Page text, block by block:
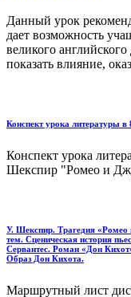
Данный урок
дает возможность
великого
показать влияние,
Конспект урока литературы
Конспект урока
Шекспир "Ромео и
У. Шекспир. Трагедия
тем. Сценическая история
Сервантес. Роман «Дон
Образ Дон Кихота.
Маршрутный лист